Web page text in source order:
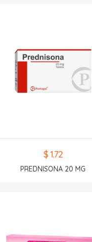
$ 1.72
PREDNISONA 20 MG